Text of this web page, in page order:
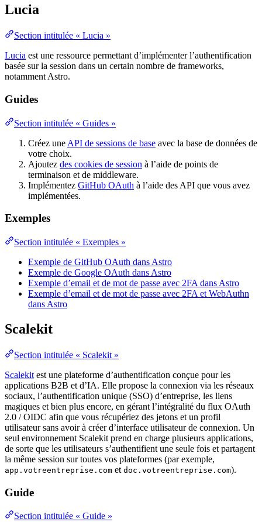
Lucia
Section intitulée « Lucia »
Lucia est une ressource permettant d’implémenter l’authentification
basée sur la session dans un certain nombre de frameworks,
notamment Astro.
Guides
Section intitulée « Guides »
Créez une API de sessions de base avec la base de données de
votre choix.
Ajoutez des cookies de session à l’aide de points de
terminaison et de middleware.
Implémentez GitHub OAuth à l’aide des API que vous avez
implémentées.
Exemples
Section intitulée « Exemples »
Exemple de GitHub OAuth dans Astro
Exemple de Google OAuth dans Astro
Exemple d’email et de mot de passe avec 2FA dans Astro
Exemple d’email et de mot de passe avec 2FA et WebAuthn
dans Astro
Scalekit
Section intitulée « Scalekit »
Scalekit est une plateforme d’authentification conçue pour les
applications B2B et d’IA. Elle propose la connexion via les réseaux
sociaux, l’authentification unique (SSO) d’entreprise, les liens
magiques et bien plus encore, en gérant l’intégralité du flux OAuth
2.0 / OIDC afin que vous récupériez des jetons et un profil
utilisateur sans avoir à créer d’interface utilisateur de connexion. Un
seul environnement Scalekit prend en charge plusieurs applications,
de sorte que les utilisateurs s’authentifient une seule fois et partagent
la même session sur toutes vos plateformes (par exemple,
app.votreentreprise.com et doc.votreentreprise.com).
Guide
Section intitulée « Guide »